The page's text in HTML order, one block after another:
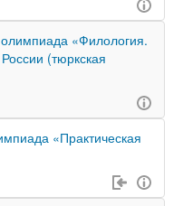
олимпиада «Филология.
(тюркская
«Практическая